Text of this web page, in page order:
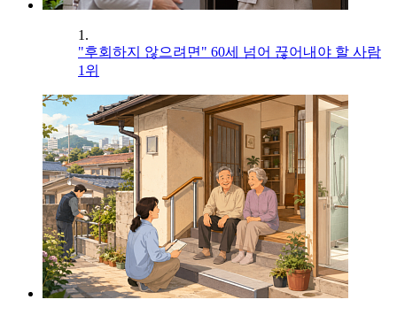
1.
"후회하지 않으려면" 60세 넘어 끊어내야 할 사람
1위